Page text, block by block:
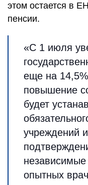
этом остается в
пенсии.
«С 1 июля
еще на
повышение
будет
учреждений
независимые
опытных